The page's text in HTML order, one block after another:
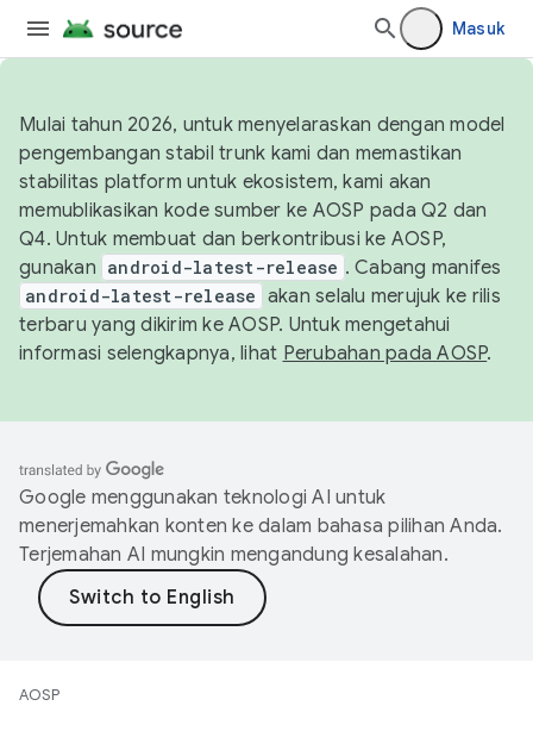
Masuk
Mulai tahun 2026, untuk menyelaraskan dengan model
pengembangan stabil trunk kami dan memastikan
stabilitas platform untuk ekosistem, kami akan
memublikasikan kode sumber ke AOSP pada Q2 dan
Q4. Untuk membuat dan berkontribusi ke AOSP,
gunakan android-latest-release . Cabang manifes
android-latest-release akan selalu merujuk ke rilis
terbaru yang dikirim ke AOSP. Untuk mengetahui
informasi selengkapnya, lihat Perubahan pada AOSP.
Google menggunakan teknologi AI untuk
menerjemahkan konten ke dalam bahasa pilihan Anda.
Terjemahan AI mungkin mengandung kesalahan.
AOSP